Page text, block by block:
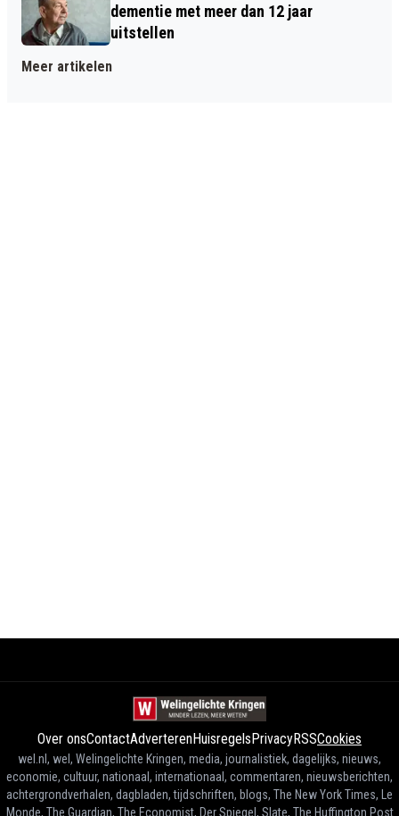
dementie met meer dan 12 jaar
uitstellen
Meer artikelen
Over onsContactAdverterenHuisregelsPrivacyRSSCookies
wel.nl, wel, Welingelichte Kringen, media, journalistiek, dagelijks, nieuws,
economie, cultuur, nationaal, internationaal, commentaren, nieuwsberichten,
achtergrondverhalen, dagbladen, tijdschriften, blogs, The New York Times, Le
Monde, The Guardian, The Economist, Der Spiegel, Slate, The Huffington Post